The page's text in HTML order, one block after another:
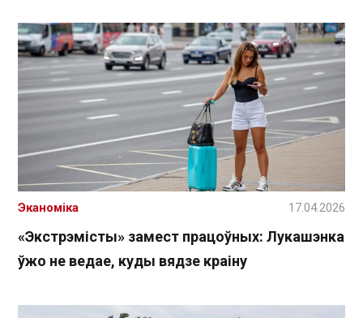
«Экстрэмісты» замест працоўных: Лукашэнка
ўжо не ведае, куды вядзе краіну
Эканоміка 17.04.2026